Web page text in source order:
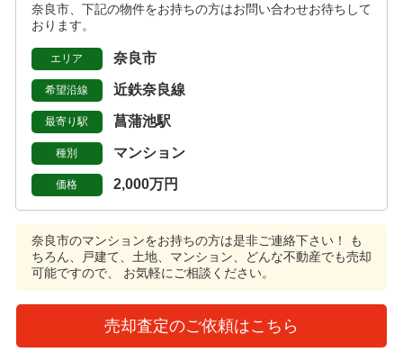
奈良市、下記の物件をお持ちの方はお問い合わせお待ちして
おります。
エリア 奈良市
希望沿線 近鉄奈良線
最寄り駅 菖蒲池駅
種別 マンション
価格 2,000万円
奈良市のマンションをお持ちの方は是非ご連絡下さい！
も
ちろん、戸建て、土地、マンション、どんな不動産でも売却
可能ですので、 お気軽にご相談ください。
売却査定のご依頼はこちら